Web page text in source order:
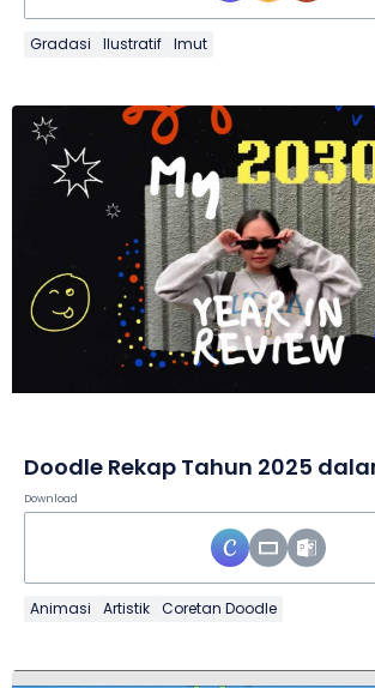
Gradasi Ilustratif Imut
Download
Animasi Artistik Coretan Doodle